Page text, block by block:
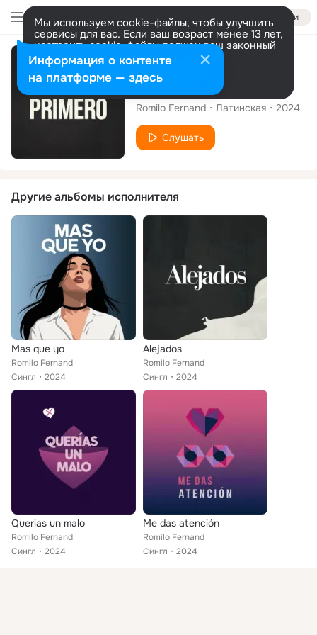
Войти
Мы используем cookie-файлы, чтобы улучшить
сервисы для вас. Если ваш возраст менее 13 лет,
настроить cookie-файлы должен ваш законный
представитель. Больше информации
Разрешить все Настроить
Сингл
Fuiste primero
Romilo Fernand Латинская 2024
Слушать
Другие альбомы исполнителя
Mas que yo
Romilo Fernand
Сингл
2024
Alejados
Romilo Fernand
Сингл
2024
Querias un malo
Romilo Fernand
Сингл
2024
Me das atención
Romilo Fernand
Сингл
2024
Информация о контенте
на платформе — здесь